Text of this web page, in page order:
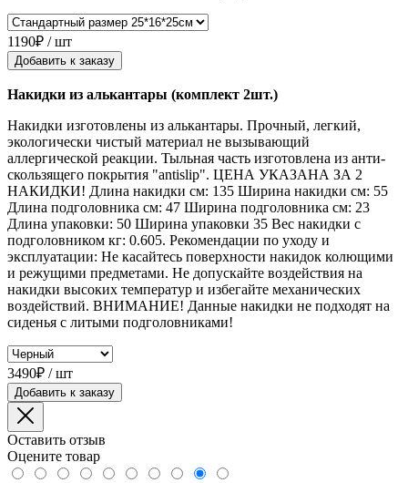
1190₽ / шт
Добавить к заказу
Накидки из алькантары (комплект 2шт.)
Накидки изготовлены из алькантары. Прочный, легкий,
экологически чистый материал не вызывающий
аллергической реакции. Тыльная часть изготовлена из анти-
скользящего покрытия "antislip". ЦЕНА УКАЗАНА ЗА 2
НАКИДКИ! Длина накидки см: 135 Ширина накидки см: 55
Длина подголовника см: 47 Ширина подголовника см: 23
Длина упаковки: 50 Ширина упаковки 35 Вес накидки с
подголовником кг: 0.605. Рекомендации по уходу и
эксплуатации: Не касайтесь поверхности накидок колющими
и режущими предметами. Не допускайте воздействия на
накидки высоких температур и избегайте механических
воздействий. ВНИМАНИЕ! Данные накидки не подходят на
сиденья с литыми подголовниками!
3490₽ / шт
Добавить к заказу
Оставить отзыв
Оцените товар